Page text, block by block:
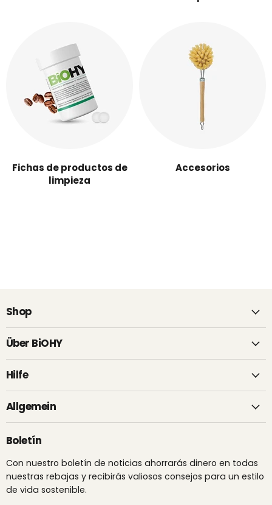
Fichas de productos de
limpieza
Accesorios
Shop
Über BiOHY
Hilfe
Allgemein
Boletín
Con nuestro boletín de noticias ahorrarás dinero en todas
nuestras rebajas y recibirás valiosos consejos para un estilo
de vida sostenible.